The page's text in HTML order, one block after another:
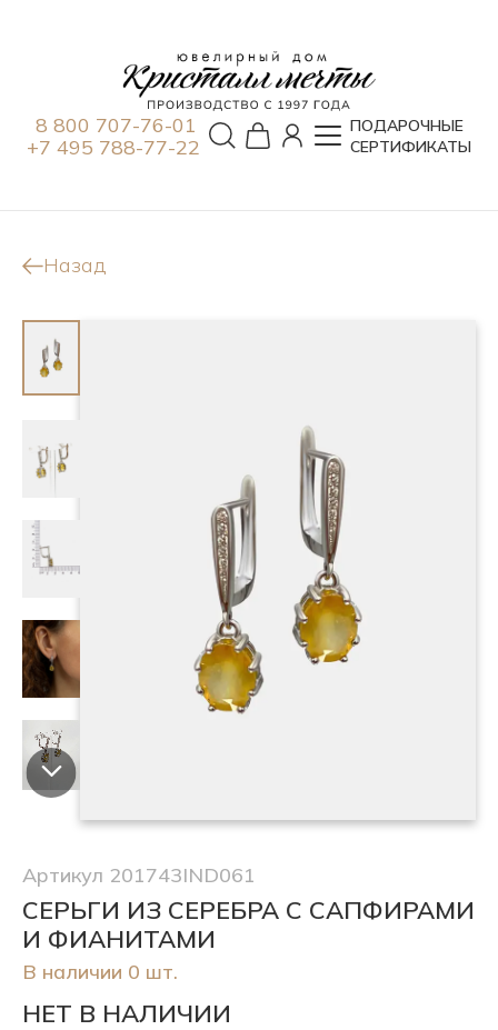
8 800 707-76-01
+7 495 788-77-22
ПОДАРОЧНЫЕ
СЕРТИФИКАТЫ
Назад
Артикул 201743IND061
СЕРЬГИ ИЗ СЕРЕБРА С САПФИРАМИ
И ФИАНИТАМИ
В наличии 0 шт.
НЕТ В НАЛИЧИИ